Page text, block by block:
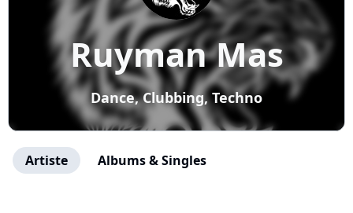
Ruyman Mas
Dance, Clubbing, Techno
Artiste Albums & Singles